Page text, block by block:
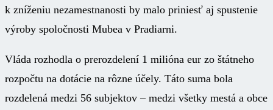
k zníženiu nezamestnanosti by malo priniesť aj spustenie
výroby spoločnosti Mubea v Pradiarni.
Vláda rozhodla o prerozdelení 1 milióna eur zo štátneho
rozpočtu na dotácie na rôzne účely. Táto suma bola
rozdelená medzi 56 subjektov – medzi všetky mestá a obce